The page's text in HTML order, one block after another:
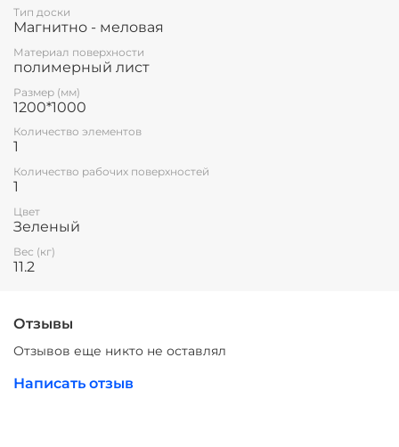
Тип доски
Магнитно - меловая
Материал поверхности
полимерный лист
Размер (мм)
1200*1000
Количество элементов
1
Количество рабочих поверхностей
1
Цвет
Зеленый
Вес (кг)
11.2
Отзывы
Отзывов еще никто не оставлял
Написать отзыв